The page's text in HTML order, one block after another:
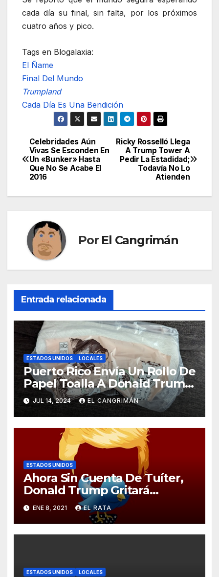
cada día su final, sin falta, por los próximos
cuatro años y pico.
Tags en Blogalaxia:
El Ñame
Final Del Mundo
Trumpland
Cada Día Es Una Bendición
Navegación
de
Ricky Rosselló Llega
A Trump Tower A
Pedir La Estadidad;
Todavía No Lo
Atienden
Celebridades Aún
Vivas Se Esconden En
Un «Bunker» Hasta
Que No Se Acabe El
2016
Por El Cangrimán
Entrada relacionada
ESTADOS UNIDOS LOCALES
Puerto Rico Envía Un Rollo De
Papel Toalla A Donald Trump
Pa’ Que Use Las Hojas De
Curita
JUL 14, 2024 EL CANGRIMÁN
ESTADOS UNIDOS
Ahora Sin Cuenta De Tuíter,
Donald Trump Gritará
Barrabasadas Desde Una
Tumbacocos
ENE 8, 2021 EL RATA
ESTADOS UNIDOS LOCALES